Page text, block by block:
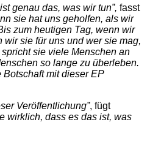
genau das, was wir tun”, fasst
sie hat uns geholfen, als wir
zum heutigen Tag, wenn wir
sie für uns und wer sie mag,
sie viele Menschen an
so lange zu überleben.
mit dieser EP
Veröffentlichung”, fügt
wirklich, dass es das ist, was